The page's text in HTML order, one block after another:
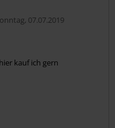
07.07.2019
kauf ich gern